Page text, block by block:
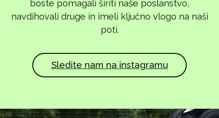
boste pomagali širiti naše poslanstvo,
navdihovali druge in imeli ključno vlogo na naši
poti.
Sledite nam na instagramu